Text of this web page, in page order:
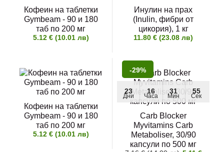
Кофеин на таблетки
Gymbeam - 90 и 180
таб по 200 мг
5.12 € (10.01 лв)
Инулин на прах
(Inulin, фибри от
цикория), 1 кг
11.80 € (23.08 лв)
Кофеин на таблетки
Gymbeam - 90 и 180
таб по 200 мг
5.12 € (10.01 лв)
-29%
23
Дни
16
Часа
31
Мин
55
Сек
Carb Blocker
Myvitamins Carb
Metaboliser, 30/90
капсули по 500 мг